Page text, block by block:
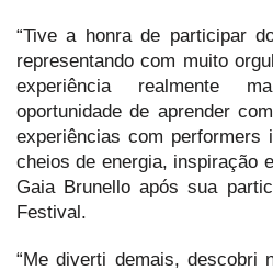
“Tive a honra de participar
representando com muito
experiência realmente
oportunidade de aprender
experiências com
cheios de energia, inspiração
Gaia Brunello após sua
Festival.
“Me diverti demais, descobri